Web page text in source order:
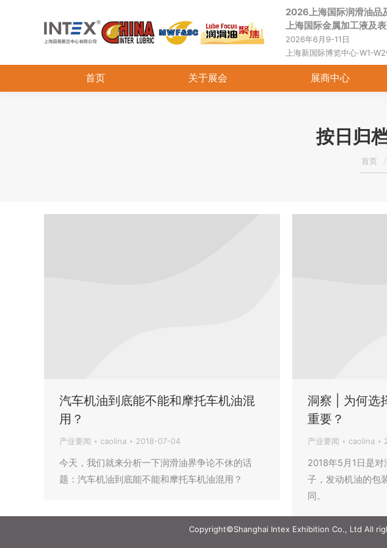
2026上海国际润滑油品
上海国际金属加工液及
2026年6月9-11日
上海新国际博览中心·W1-
首页 关于展会 展商中心
按日归
您在
首页
汽车机油到底能不能和摩托车机油混
用？
产业要闻 caolina 2018-07-04
今天，我们就来分析一下润滑油界争论不休的话
题：汽车机油到底能不能和摩托车机油混用？
洞察 | 为何选
重要？
产业要闻 caolina
2018年5月1日是
子，发动机油的包
同。
Copyright©Shanghai Intex Exhibition Co., Ltd All
首页 关于